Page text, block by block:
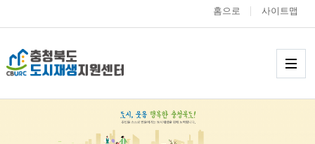
충청북도 도시재
홈으로 사이트맵